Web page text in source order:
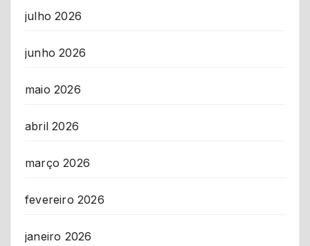
julho 2026
junho 2026
maio 2026
abril 2026
março 2026
fevereiro 2026
janeiro 2026